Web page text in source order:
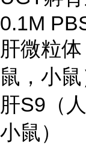
0.1M
肝微粒
鼠，小鼠
肝S9（
小鼠）